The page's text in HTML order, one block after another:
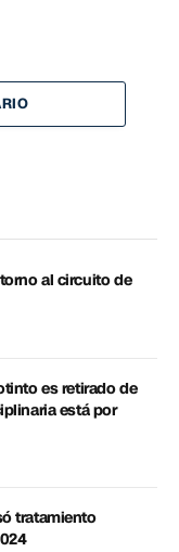
al circuito de
es retirado de
está por
tratamiento